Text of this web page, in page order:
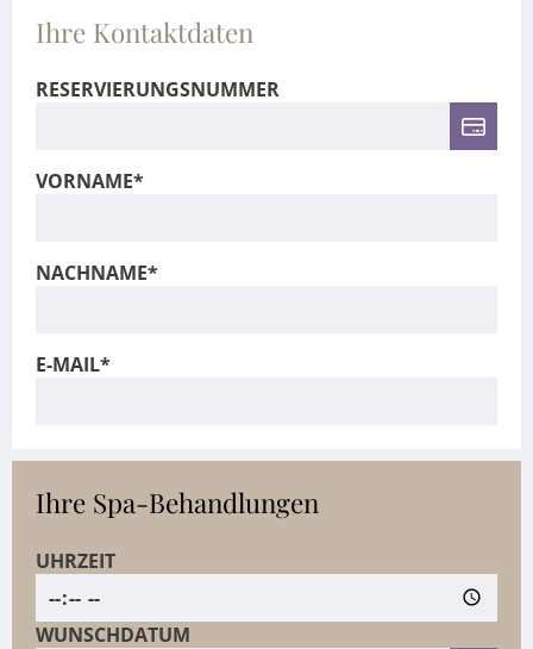
Ihre Kontaktdaten
RESERVIERUNGSNUMMER
VORNAME*
NACHNAME*
E-MAIL*
Ihre Spa-Behandlungen
WUNSCHDATUM
UHRZEIT